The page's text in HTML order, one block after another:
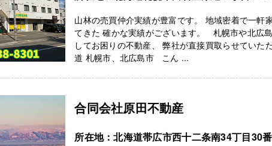
山林の売買仲介実績が豊富です。 地域密着で一軒
てきた 確かな実績がございます。 札幌市や北広
してお困りの不動産、 弊社が直接買取らせてい
道 札幌市、北広島市 こん ...
合同会社原田不動産
所在地：北海道帯広市西十二条南34丁目30